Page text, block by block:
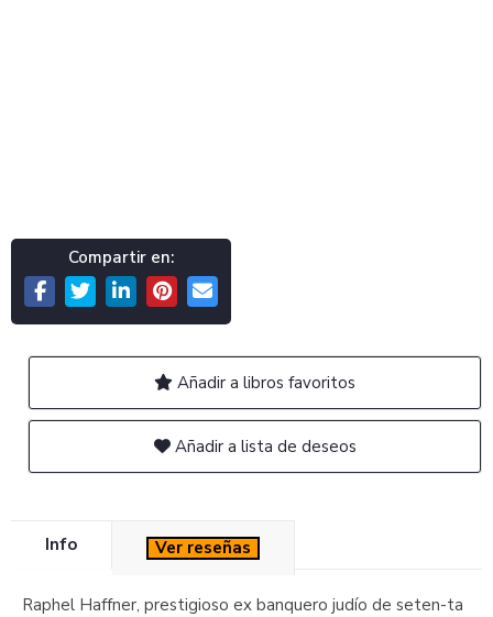
Compartir en:
Añadir a libros favoritos
Añadir a lista de deseos
Info Ver reseñas
Raphel Haffner, prestigioso ex banquero judío de seten-ta